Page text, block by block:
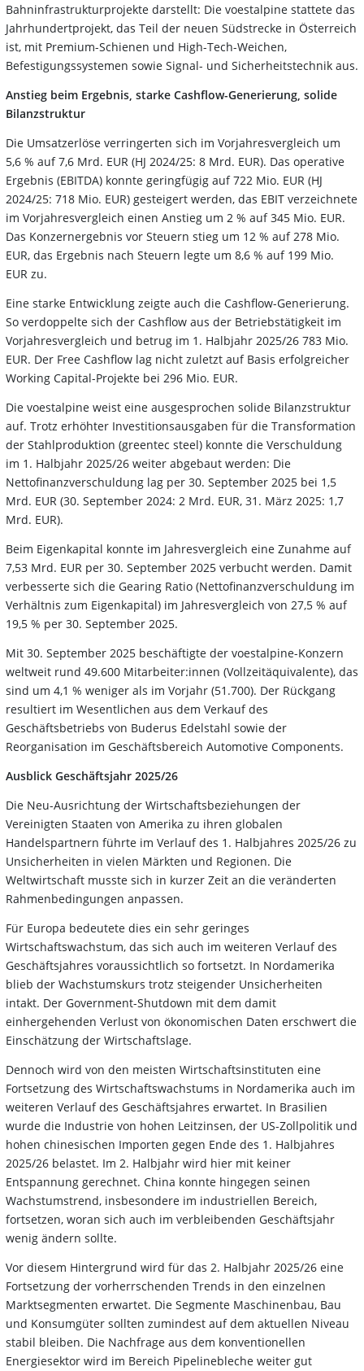
Bahninfrastrukturprojekte darstellt: Die voestalpine stattete das
Jahrhundertprojekt, das Teil der neuen Südstrecke in Österreich
ist, mit Premium-Schienen und High-Tech-Weichen,
Befestigungssystemen sowie Signal- und Sicherheitstechnik aus.
Anstieg beim Ergebnis, starke Cashflow-Generierung, solide
Bilanzstruktur
Die Umsatzerlöse verringerten sich im Vorjahresvergleich um
5,6 % auf 7,6 Mrd. EUR (HJ 2024/25: 8 Mrd. EUR). Das operative
Ergebnis (EBITDA) konnte geringfügig auf 722 Mio. EUR (HJ
2024/25: 718 Mio. EUR) gesteigert werden, das EBIT verzeichnete
im Vorjahresvergleich einen Anstieg um 2 % auf 345 Mio. EUR.
Das Konzernergebnis vor Steuern stieg um 12 % auf 278 Mio.
EUR, das Ergebnis nach Steuern legte um 8,6 % auf 199 Mio.
EUR zu.
Eine starke Entwicklung zeigte auch die Cashflow-Generierung.
So verdoppelte sich der Cashflow aus der Betriebstätigkeit im
Vorjahresvergleich und betrug im 1. Halbjahr 2025/26 783 Mio.
EUR. Der Free Cashflow lag nicht zuletzt auf Basis erfolgreicher
Working Capital-Projekte bei 296 Mio. EUR.
Die voestalpine weist eine ausgesprochen solide Bilanzstruktur
auf. Trotz erhöhter Investitionsausgaben für die Transformation
der Stahlproduktion (greentec steel) konnte die Verschuldung
im 1. Halbjahr 2025/26 weiter abgebaut werden: Die
Nettofinanzverschuldung lag per 30. September 2025 bei 1,5
Mrd. EUR (30. September 2024: 2 Mrd. EUR, 31. März 2025: 1,7
Mrd. EUR).
Beim Eigenkapital konnte im Jahresvergleich eine Zunahme auf
7,53 Mrd. EUR per 30. September 2025 verbucht werden. Damit
verbesserte sich die Gearing Ratio (Nettofinanzverschuldung im
Verhältnis zum Eigenkapital) im Jahresvergleich von 27,5 % auf
19,5 % per 30. September 2025.
Mit 30. September 2025 beschäftigte der voestalpine-Konzern
weltweit rund 49.600 Mitarbeiter:innen (Vollzeitäquivalente), das
sind um 4,1 % weniger als im Vorjahr (51.700). Der Rückgang
resultiert im Wesentlichen aus dem Verkauf des
Geschäftsbetriebs von Buderus Edelstahl sowie der
Reorganisation im Geschäftsbereich Automotive Components.
Ausblick Geschäftsjahr 2025/26
Die Neu-Ausrichtung der Wirtschaftsbeziehungen der
Vereinigten Staaten von Amerika zu ihren globalen
Handelspartnern führte im Verlauf des 1. Halbjahres 2025/26 zu
Unsicherheiten in vielen Märkten und Regionen. Die
Weltwirtschaft musste sich in kurzer Zeit an die veränderten
Rahmenbedingungen anpassen.
Für Europa bedeutete dies ein sehr geringes
Wirtschaftswachstum, das sich auch im weiteren Verlauf des
Geschäftsjahres voraussichtlich so fortsetzt. In Nordamerika
blieb der Wachstumskurs trotz steigender Unsicherheiten
intakt. Der Government-Shutdown mit dem damit
einhergehenden Verlust von ökonomischen Daten erschwert die
Einschätzung der Wirtschaftslage.
Dennoch wird von den meisten Wirtschaftsinstituten eine
Fortsetzung des Wirtschaftswachstums in Nordamerika auch im
weiteren Verlauf des Geschäftsjahres erwartet. In Brasilien
wurde die Industrie von hohen Leitzinsen, der US-Zollpolitik und
hohen chinesischen Importen gegen Ende des 1. Halbjahres
2025/26 belastet. Im 2. Halbjahr wird hier mit keiner
Entspannung gerechnet. China konnte hingegen seinen
Wachstumstrend, insbesondere im industriellen Bereich,
fortsetzen, woran sich auch im verbleibenden Geschäftsjahr
wenig ändern sollte.
Vor diesem Hintergrund wird für das 2. Halbjahr 2025/26 eine
Fortsetzung der vorherrschenden Trends in den einzelnen
Marktsegmenten erwartet. Die Segmente Maschinenbau, Bau
und Konsumgüter sollten zumindest auf dem aktuellen Niveau
stabil bleiben. Die Nachfrage aus dem konventionellen
Energiesektor wird im Bereich Pipelinebleche weiter gut